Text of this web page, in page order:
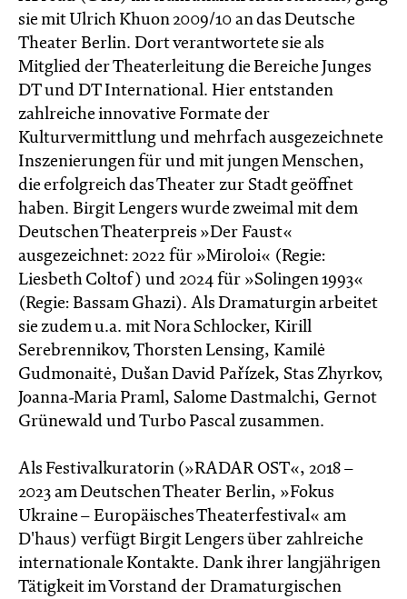
sie mit Ulrich Khuon 2009/10 an das Deutsche
Theater Berlin. Dort verantwortete sie als
Mitglied der Theaterleitung die Bereiche Junges
DT und DT International. Hier entstanden
zahlreiche innovative Formate der
Kulturvermittlung und mehrfach ausgezeichnete
Inszenierungen für und mit jungen Menschen,
die erfolgreich das Theater zur Stadt geöffnet
haben. Birgit Lengers wurde zweimal mit dem
Deutschen Theaterpreis »Der Faust«
ausgezeichnet: 2022 für »Miroloi« (Regie:
Liesbeth Coltof) und 2024 für »Solingen 1993«
(Regie: Bassam Ghazi). Als Dramaturgin arbeitet
sie zudem u.a. mit Nora Schlocker, Kirill
Serebrennikov, Thorsten Lensing, Kamilė
Gudmonaitė, Dušan David Pařízek, Stas Zhyrkov,
Joanna-Maria Praml, Salome Dastmalchi, Gernot
Grünewald und Turbo Pascal zusammen.
Als Festivalkuratorin (»RADAR OST«, 2018 –
2023 am Deutschen Theater Berlin, »Fokus
Ukraine – Europäisches Theaterfestival« am
D'haus) verfügt Birgit Lengers über zahlreiche
internationale Kontakte. Dank ihrer langjährigen
Tätigkeit im Vorstand der Dramaturgischen